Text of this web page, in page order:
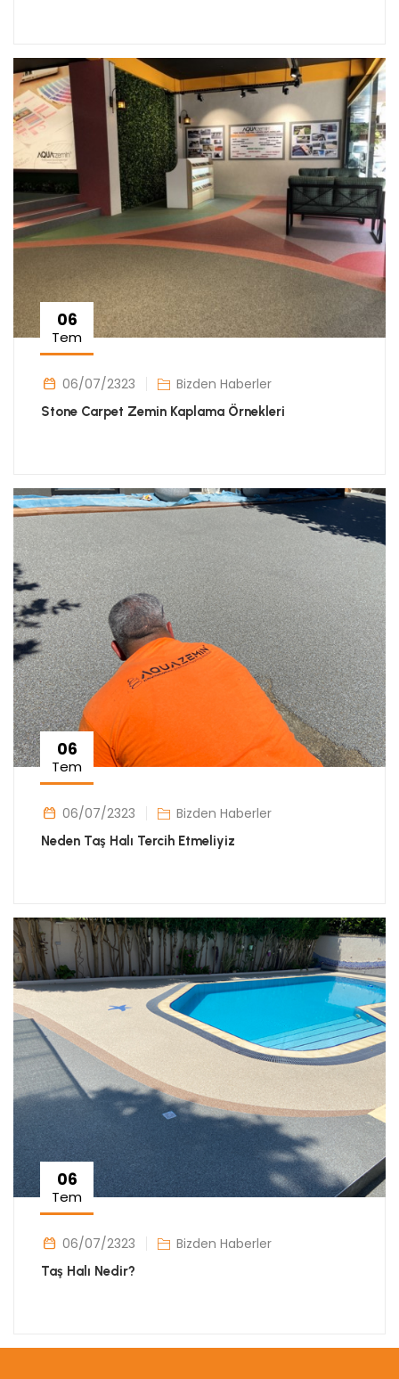
06
Tem
06/07/2323 Bizden Haberler
Stone Carpet Zemin Kaplama Örnekleri
06
Tem
06/07/2323 Bizden Haberler
Neden Taş Halı Tercih Etmeliyiz
06
Tem
06/07/2323 Bizden Haberler
Taş Halı Nedir?